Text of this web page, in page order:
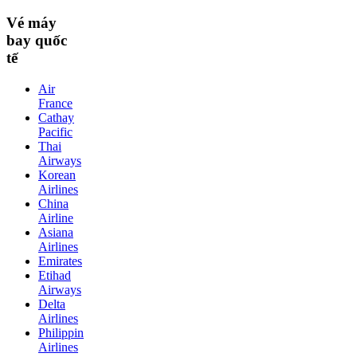
Vé máy
bay quốc
tế
Air
France
Cathay
Pacific
Thai
Airways
Korean
Airlines
China
Airline
Asiana
Airlines
Emirates
Etihad
Airways
Delta
Airlines
Philippin
Airlines